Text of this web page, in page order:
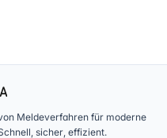
Meldeverfahren für moderne
sicher, effizient.